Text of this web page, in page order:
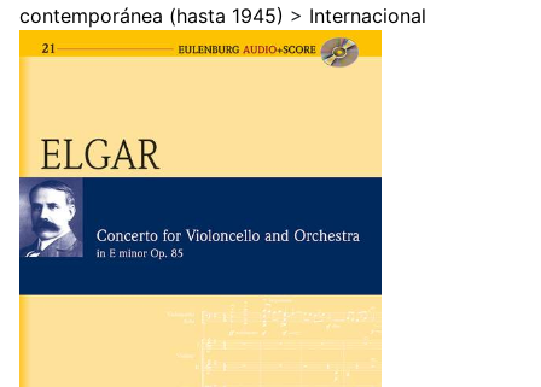
contemporánea (hasta 1945) > Internacional